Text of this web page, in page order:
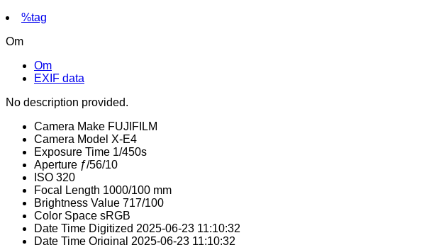
%tag
Om
Om
EXIF data
No description provided.
Camera Make FUJIFILM
Camera Model X-E4
Exposure Time 1/450s
Aperture ƒ/56/10
ISO 320
Focal Length 1000/100 mm
Brightness Value 717/100
Color Space sRGB
Date Time Digitized 2025-06-23 11:10:32
Date Time Original 2025-06-23 11:10:32